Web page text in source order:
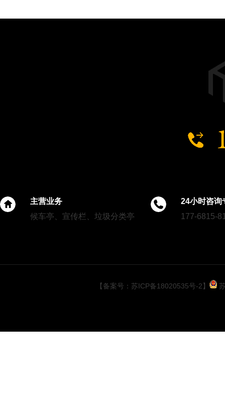
主营业务
候车亭、宣传栏、垃圾分类亭
24小时咨询
177-6815-
【备案号：苏ICP备18020535号-2】